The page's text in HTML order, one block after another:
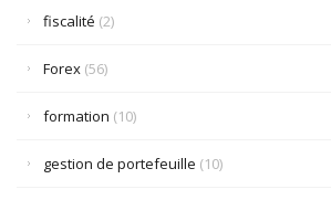
fiscalité (2)
Forex (56)
formation (10)
gestion de portefeuille (10)